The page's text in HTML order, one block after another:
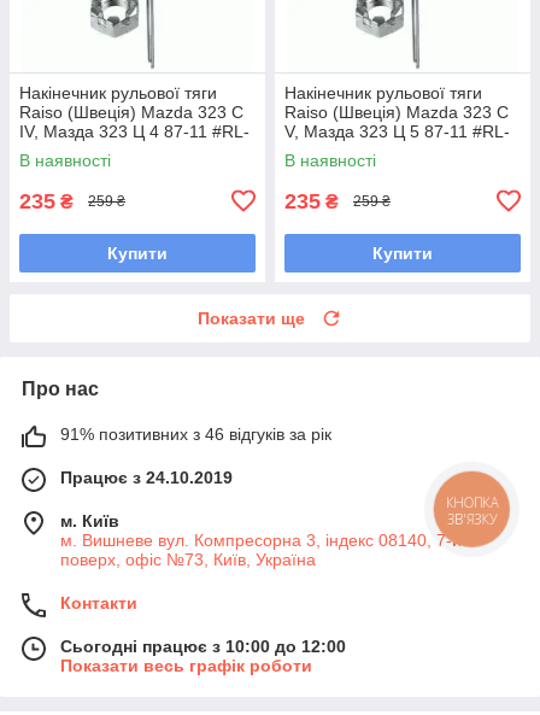
Накінечник рульової тяги
Raiso (Швеція) Mazda 323 C
IV, Мазда 323 Ц 4 87-11 #RL-
232280M UAAWYRA7
В наявності
235 ₴ 259 ₴
Купити
Накінечник рульової тяги
Raiso (Швеція) Mazda 323 C
V, Мазда 323 Ц 5 87-11 #RL-
232280M UAAWYRA7
В наявності
235 ₴ 259 ₴
Купити
Показати ще
Про нас
91% позитивних з 46 відгуків за рік
Працює з 24.10.2019
м. Київ
м. Вишневе вул. Компресорна 3, індекс 08140, 7-й
поверх, офіс №73, Київ, Україна
Контакти
Сьогодні працює з 10:00 до 12:00
Показати весь графік роботи
КНОПКА
ЗВ'ЯЗКУ